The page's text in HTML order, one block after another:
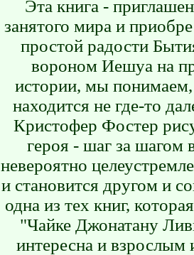
Эта книга -
занятого мира и
простой радости
вороном Иешуа на
истории, мы
находится не где-то
Кристофер Фостер
героя - шаг за
невероятно
и становится другом и
одна из тех книг,
"Чайке Джонатану
интересна и взрослым